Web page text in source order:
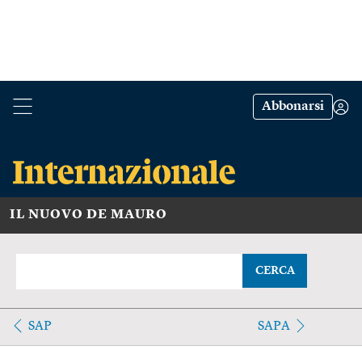
Abbonarsi
IL NUOVO DE MAURO
CERCA
SAP SAPA